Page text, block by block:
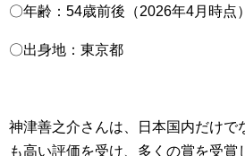
〇年齢：54歳前後（2026年4月時点）
〇出身地：東京都
神津善之介さんは、日本国内だけで
も高い評価を受け、多くの賞を受賞